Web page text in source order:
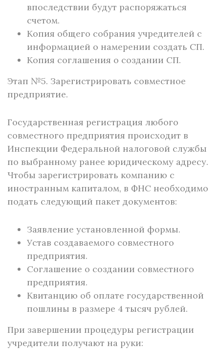
впоследствии будут распоряжаться
счетом.
Копия общего собрания учредителей с
информацией о намерении создать СП.
Копия соглашения о создании СП.
Этап №5. Зарегистрировать совместное
предприятие.
Государственная регистрация любого
совместного предприятия происходит в
Инспекции Федеральной налоговой службы
по выбранному ранее юридическому адресу.
Чтобы зарегистрировать компанию с
иностранным капиталом, в ФНС необходимо
подать следующий пакет документов:
Заявление установленной формы.
Устав создаваемого совместного
предприятия.
Соглашение о создании совместного
предприятия.
Квитанцию об оплате государственной
пошлины в размере 4 тысяч рублей.
При завершении процедуры регистрации
учредители получают на руки: